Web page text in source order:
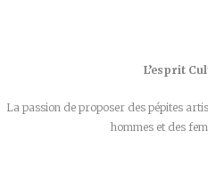
L’esprit
La passion de proposer des pépites
hommes et des